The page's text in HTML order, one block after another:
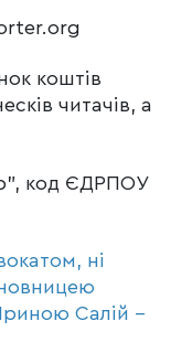
коштів
читачів, а
код ЄДРПОУ
ні
Салій –